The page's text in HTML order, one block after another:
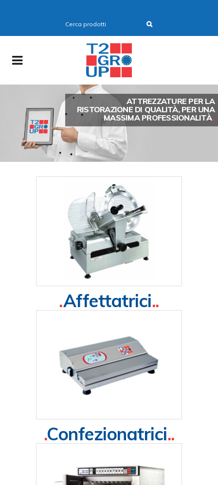
.ATTREZZATURE PER LA
RISTORAZIONE DI QUALITÀ, PER UNA
MASSIMA PROFESSIONALITÀ..
.Affettatrici..
.Confezionatrici..